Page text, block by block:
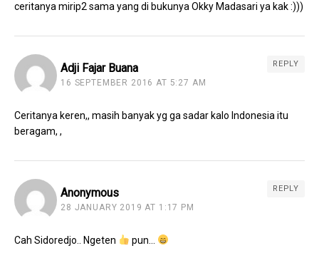
ceritanya mirip2 sama yang di bukunya Okky Madasari ya kak :)))
Adji Fajar Buana
16 SEPTEMBER 2016 AT 5:27 AM
REPLY
Ceritanya keren,, masih banyak yg ga sadar kalo Indonesia itu
beragam, ,
Anonymous
28 JANUARY 2019 AT 1:17 PM
REPLY
Cah Sidoredjo.. Ngeten pun…